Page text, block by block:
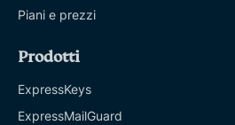
Piani e prezzi
Prodotti
ExpressKeys
ExpressMailGuard